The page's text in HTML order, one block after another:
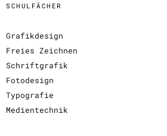
SCHULFÄCHER
Grafikdesign
Freies Zeichnen
Schriftgrafik
Fotodesign
Typografie
Medientechnik